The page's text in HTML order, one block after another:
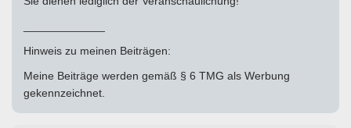
Hinweis zu meinen Beiträgen:
Meine Beiträge werden gemäß § 6 TMG als Werbung
gekennzeichnet.